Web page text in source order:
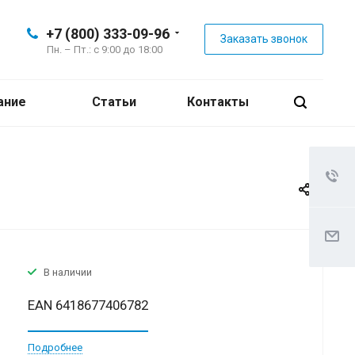
+7 (800) 333-09-96
Пн. – Пт.: с 9:00 до 18:00
Заказать звонок
Статьи Контакты
В наличии
EAN 6418677406782
Подробнее